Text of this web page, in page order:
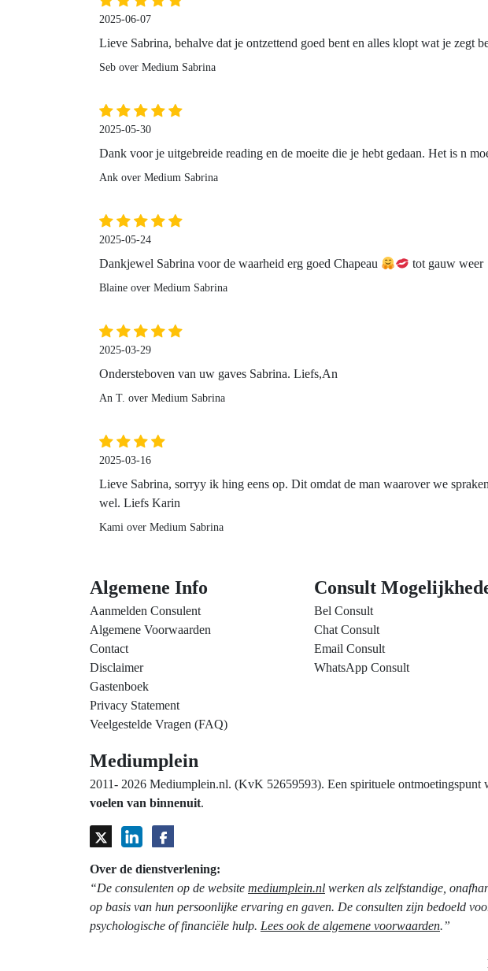
2025-06-07
Lieve Sabrina, behalve dat je ontzettend goed bent en alles klopt wat je
Seb over Medium Sabrina
2025-05-30
Dank voor je uitgebreide reading en de moeite die je hebt gedaan. Het is n
Ank over Medium Sabrina
2025-05-24
Dankjewel Sabrina voor de waarheid erg goed Chapeau tot gauw weer
Blaine over Medium Sabrina
2025-03-29
Ondersteboven van uw gaves Sabrina. Liefs,An
An T. over Medium Sabrina
2025-03-16
Lieve Sabrina, sorryy ik hing eens op. Dit omdat de man waarover we
wel. Liefs Karin
Kami over Medium Sabrina
Algemene Info
Aanmelden Consulent
Algemene Voorwaarden
Contact
Disclaimer
Gastenboek
Privacy Statement
Veelgestelde Vragen (FAQ)
Consult
Bel Consult
Chat Consult
Email Consult
WhatsApp Consult
Mediumplein
2011- 2026 Mediumplein.nl. (KvK 52659593). Een spirituele ontmoetingspunt
voelen van binnenuit.
Over de dienstverlening:
“De consulenten op de website mediumplein.nl werken als zelfstandige,
op basis van hun persoonlijke ervaring en gaven. De consulten zijn bedoeld
psychologische of financiële hulp. Lees ook de algemene voorwaarden.”